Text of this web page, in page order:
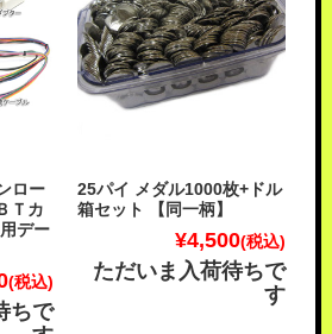
ロー
Ｔカ
デー
(税込)
ちで
25パイ メダル1000枚+ドル
箱セット 【同一柄】
¥4,500(税込)
ただいま入荷待ちで
す